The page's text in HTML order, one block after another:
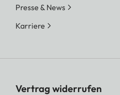
Presse & News
Karriere
Vertrag widerrufen